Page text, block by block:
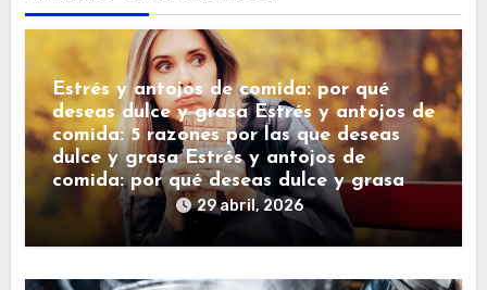
Estrés y antojos de comida: por qué
deseas dulce y grasa Estrés y antojos de
comida: 5 razones por las que deseas
dulce y grasa Estrés y antojos de
comida: por qué deseas dulce y grasa
29 abril, 2026